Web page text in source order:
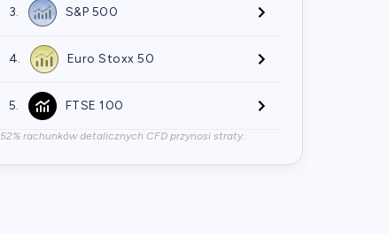
3. S&P 500
4. Euro Stoxx 50
5. FTSE 100
52% rachunków detalicznych CFD przynosi straty.